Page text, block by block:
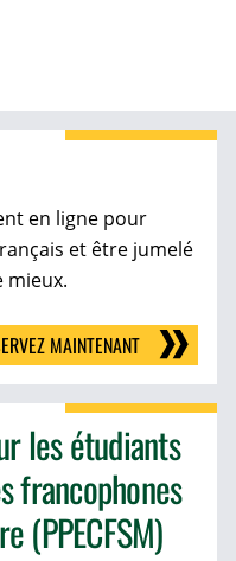
en ligne pour
et être jumelé
mieux.
MAINTENANT
les étudiants
francophones
(PPECFSM)